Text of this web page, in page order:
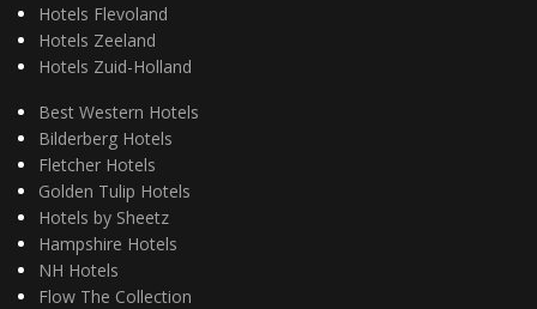
Hotels Flevoland
Hotels Zeeland
Hotels Zuid-Holland
Best Western Hotels
Bilderberg Hotels
Fletcher Hotels
Golden Tulip Hotels
Hotels by Sheetz
Hampshire Hotels
NH Hotels
Flow The Collection